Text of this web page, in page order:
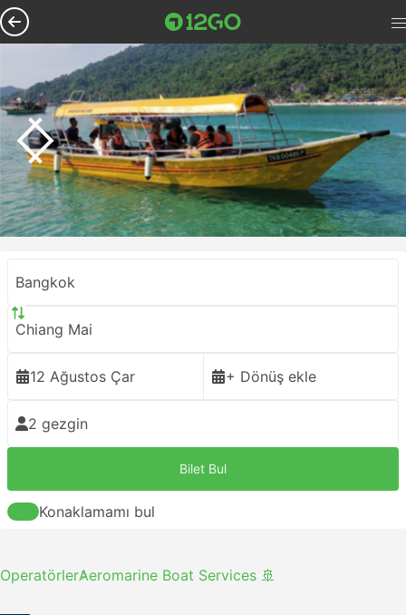
Bangkok
Chiang Mai
12 Ağustos Çar + Dönüş ekle
2 gezgin
Bilet Bul
Konaklamamı bul
OperatörlerAeromarine Boat Services 🚢